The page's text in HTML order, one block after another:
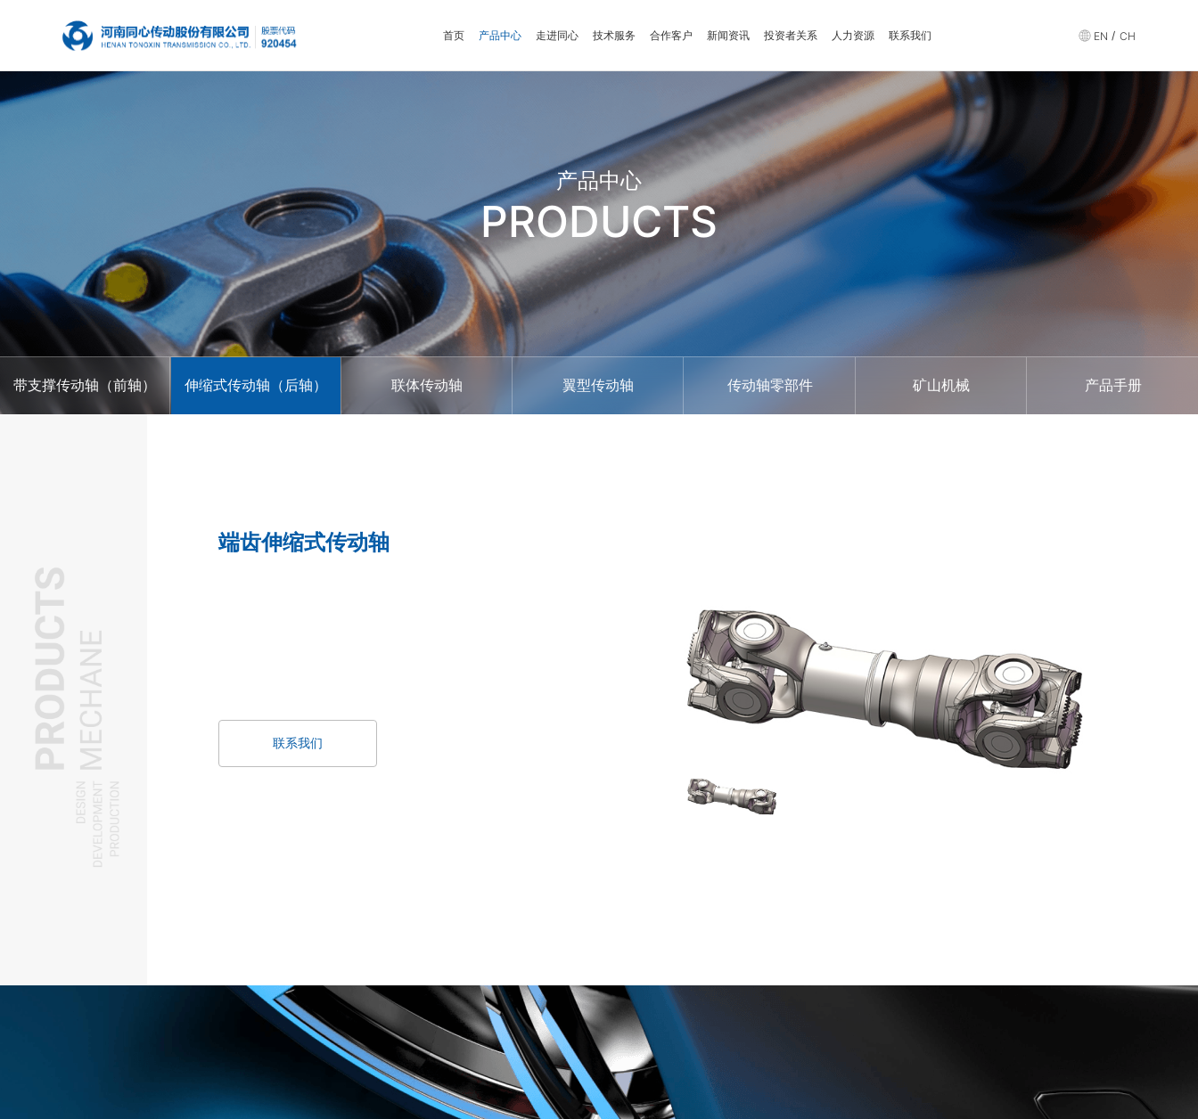
首页 产品中心 走进同心 技术服务 合作客户 新闻资讯 投资者关系 人力资源 联系我们 EN / CH
产品中心
PRODUCTS
带支撑传动轴（前轴） 伸缩式传动轴（后轴） 联体传动轴 翼型传动轴 传动轴零部件 矿山机械 产品手册
端齿伸缩式传动轴
联系我们